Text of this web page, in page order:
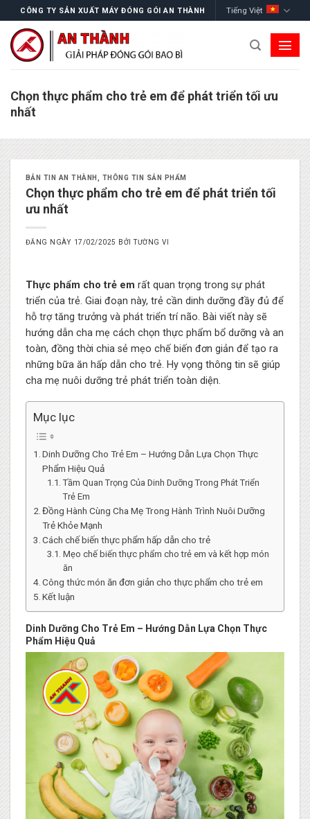
to
content
CÔNG TY SẢN XUẤT MÁY ĐÓNG GÓI AN THÀNH Tiếng Việt
Chọn thực phẩm cho trẻ em để phát triển tối ưu
nhất
BẢN TIN AN THÀNH THÔNG TIN SẢN PHẨM
Chọn thực phẩm cho trẻ em để phát triển tối
ưu nhất
ĐĂNG NGÀY 17/02/2025 BỞI TƯỜNG VI
Thực phẩm cho trẻ em rất quan trọng trong sự phát
triển của trẻ. Giai đoạn này, trẻ cần dinh dưỡng đầy đủ để
hỗ trợ tăng trưởng và phát triển trí não. Bài viết này sẽ
hướng dẫn cha mẹ cách chọn thực phẩm bổ dưỡng và an
toàn, đồng thời chia sẻ mẹo chế biến đơn giản để tạo ra
những bữa ăn hấp dẫn cho trẻ. Hy vọng thông tin sẽ giúp
cha mẹ nuôi dưỡng trẻ phát triển toàn diện.
Mục lục
Dinh Dưỡng Cho Trẻ Em – Hướng Dẫn Lựa Chọn Thực
Phẩm Hiệu Quả
Tầm Quan Trọng Của Dinh Dưỡng Trong Phát Triển
Trẻ Em
Đồng Hành Cùng Cha Mẹ Trong Hành Trình Nuôi Dưỡng
Trẻ Khỏe Mạnh
Cách chế biến thực phẩm hấp dẫn cho trẻ
Mẹo chế biến thực phẩm cho trẻ em và kết hợp món
ăn
Công thức món ăn đơn giản cho thực phẩm cho trẻ em
Kết luận
Dinh Dưỡng Cho Trẻ Em – Hướng Dẫn Lựa Chọn Thực
Phẩm Hiệu Quả